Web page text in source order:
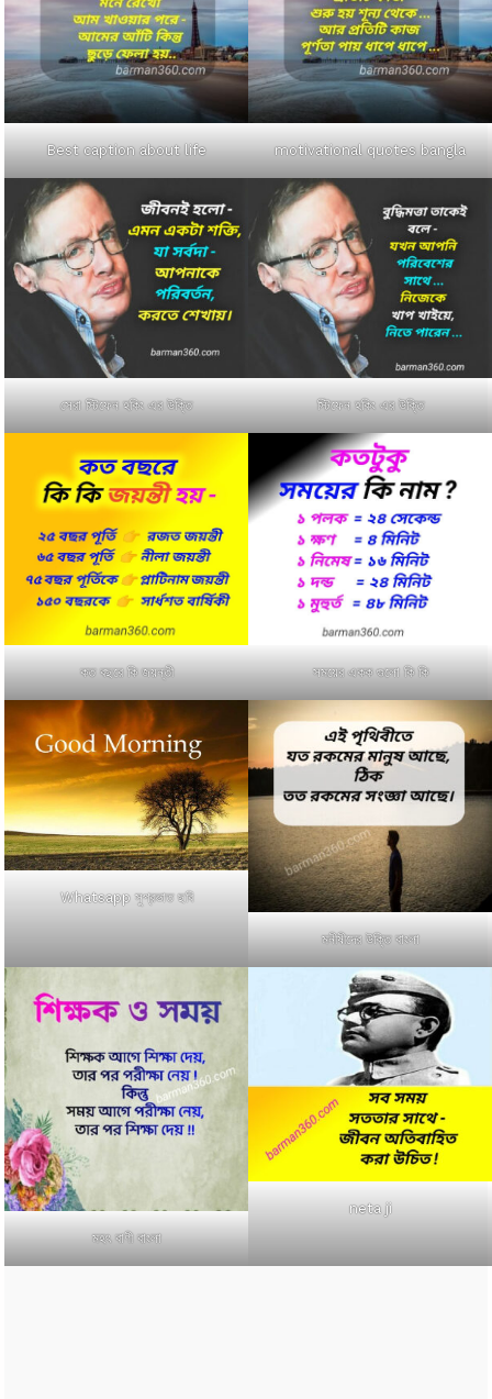
Best caption about life motivational quotes bangla
সেরা স্টিফেন হকিং এর উক্তি স্টিফেন হকিং এর উক্তি
কত বছরে কি জয়ন্তী সময়ের একক গুলো কি কি
Whatsapp সুপ্রভাত ছবি
মনীষীদের উক্তি বাংলা
মহৎ বাণী বাংলা
neta ji